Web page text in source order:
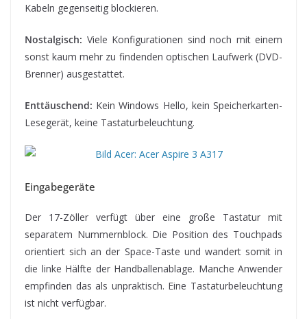
Kabeln gegenseitig blockieren.
Nostalgisch: Viele Konfigurationen sind noch mit einem
sonst kaum mehr zu findenden optischen Laufwerk (DVD-
Brenner) ausgestattet.
Enttäuschend: Kein Windows Hello, kein Speicherkarten-
Lesegerät, keine Tastaturbeleuchtung.
Eingabegeräte
Der 17-Zöller verfügt über eine große Tastatur mit
separatem Nummernblock. Die Position des Touchpads
orientiert sich an der Space-Taste und wandert somit in
die linke Hälfte der Handballenablage. Manche Anwender
empfinden das als unpraktisch. Eine Tastaturbeleuchtung
ist nicht verfügbar.